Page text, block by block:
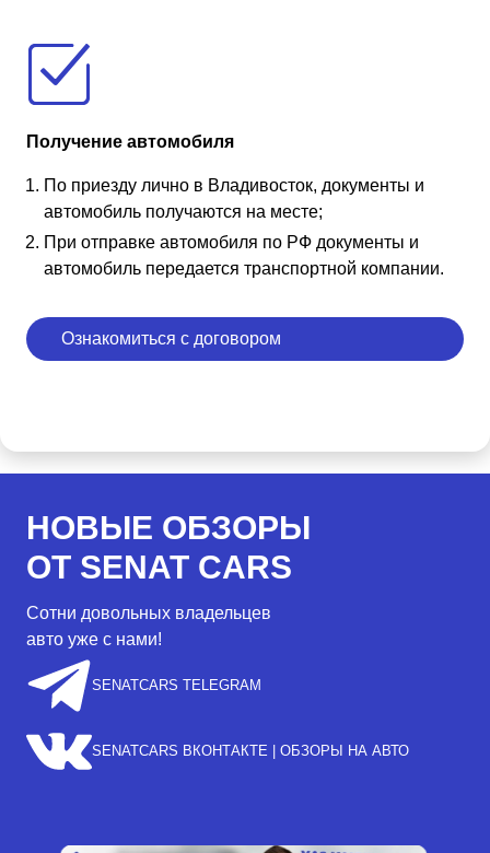
Получение автомобиля
По приезду лично в Владивосток, документы и
автомобиль получаются на месте;
При отправке автомобиля по РФ документы и
автомобиль передается транспортной компании.
Ознакомиться с договором
НОВЫЕ ОБЗОРЫ
ОТ SENAT CARS
Сотни довольных владельцев
авто уже с нами!
SENATCARS TELEGRAM
SENATCARS ВКОНТАКТЕ | ОБЗОРЫ НА АВТО